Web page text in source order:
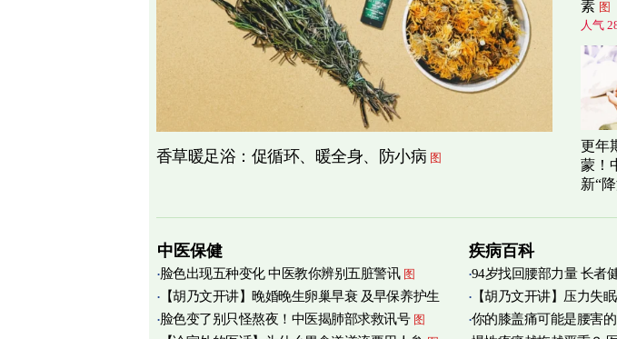
香草暖足浴：促循环、暖全身、防小病 图
素 图
人气
更年
蒙！
新“
中医保健
脸色出现五种变化 中医教你辨别五脏警讯 图
【胡乃文开讲】晚婚晚生卵巢早衰 及早保养护生
育
脸色变了别只怪熬夜！中医揭肺部求救讯号 图
疾病百科
94岁找回腰部力量 长者
【胡乃文开讲】压力失
自救
你的膝盖痛可能是腰害